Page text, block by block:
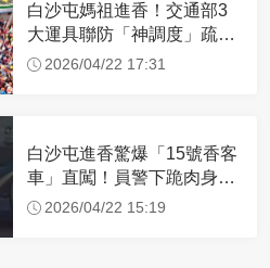
白沙屯媽祖進香！交通部3
大運具聯防「神調度」疏運
32.1萬創新高
2026/04/22 17:31
白沙屯進香驚爆「15號香客
車」直闖！員警下跪肉身擋
車：讓行人先過
2026/04/22 15:19